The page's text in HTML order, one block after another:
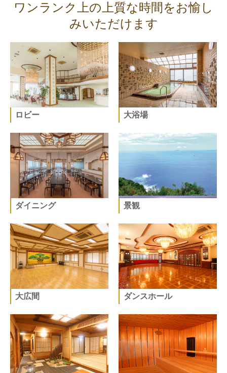
ワンランク上の上質な時間をお愉し
みいただけます
ロビー 大浴場
ダイニング 景観
大広間 ダンスホール